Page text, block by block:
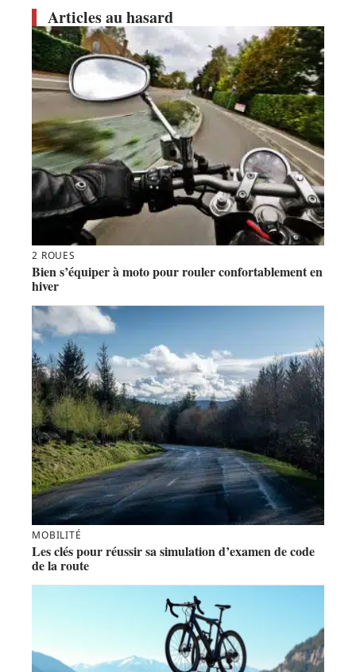
Articles au hasard
2 ROUES
Bien s’équiper à moto pour rouler confortablement en
hiver
MOBILITÉ
Les clés pour réussir sa simulation d’examen de code
de la route